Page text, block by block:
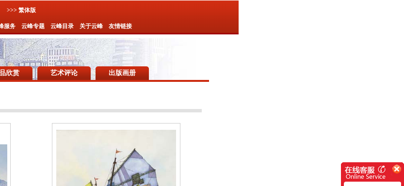
>>> 繁体版
服务 云峰专题 云峰目录 关于云峰 友情链接
欣赏 艺术评论 出版画册